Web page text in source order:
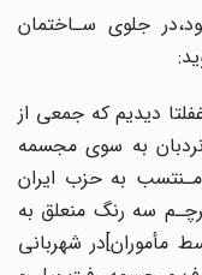
جلوی سـاختمان
دیدیم که جمعی از
به سوی مجسمه
به حزب ایران‌
سه رنگ منعلق‌ به‌
شهربانی